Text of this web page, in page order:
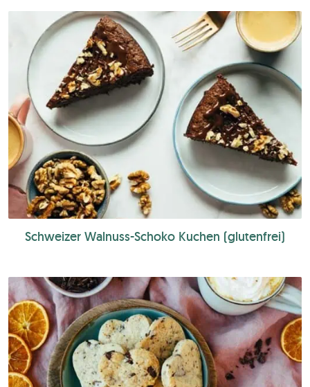
Schweizer Walnuss-Schoko Kuchen (glutenfrei)